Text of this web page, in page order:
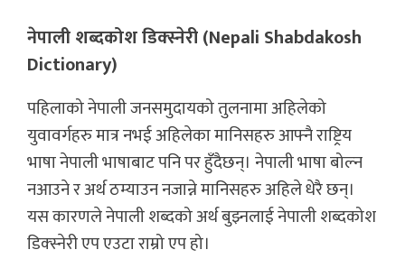
नेपाली शब्दकोश डिक्स्नेरी (Nepali Shabdakosh
Dictionary)
पहिलाको नेपाली जनसमुदायको तुलनामा अहिलेको
युवावर्गहरु मात्र नभई अहिलेका मानिसहरु आफ्नै राष्ट्रिय
भाषा नेपाली भाषाबाट पनि पर हुँदैछन्। नेपाली भाषा बोल्न
नआउने र अर्थ ठम्याउन नजान्ने मानिसहरु अहिले धेरै छन्।
यस कारणले नेपाली शब्दको अर्थ बुझ्नलाई नेपाली शब्दकोश
डिक्स्नेरी एप एउटा राम्रो एप हो।